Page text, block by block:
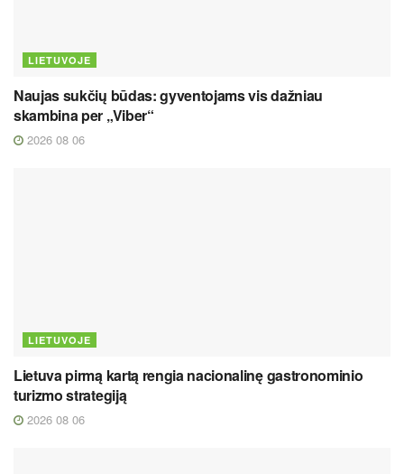
LIETUVOJE
Naujas sukčių būdas: gyventojams vis dažniau
skambina per „Viber“
2026 08 06
LIETUVOJE
Lietuva pirmą kartą rengia nacionalinę gastronominio
turizmo strategiją
2026 08 06